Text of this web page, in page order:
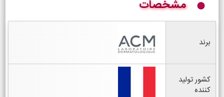
مشخصات
برند
کشور تولید
کننده